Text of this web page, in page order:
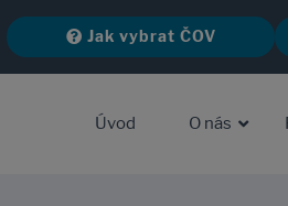
Jak vybrat ČOV
Úvod O nás